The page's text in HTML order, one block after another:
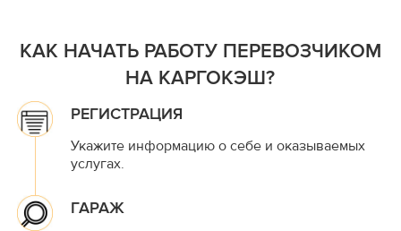
КАК НАЧАТЬ РАБОТУ ПЕРЕВОЗЧИКОМ
НА КАРГОКЭШ?
РЕГИСТРАЦИЯ
Укажите информацию о себе и оказываемых
услугах.
ГАРАЖ